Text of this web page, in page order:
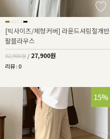
[빅사이즈/체형커버] 라운드셔링절개반
팔블라우스
32,900원 / 27,900원
리뷰 : 0
15%